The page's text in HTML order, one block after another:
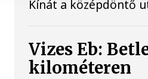
Kínát a középdöntő
Vizes Eb:
kilométeren